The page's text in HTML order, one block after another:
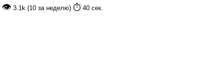
👁 3.1k (10 за неделю) ⏱️ 40 сек.